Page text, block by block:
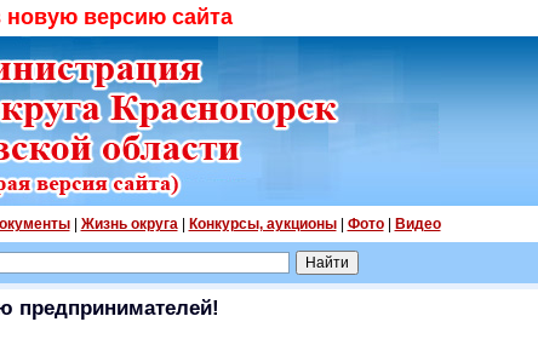
новую версию сайта
| Жизнь округа| Конкурсы, аукционы| Фото| Видео
предпринимателей!